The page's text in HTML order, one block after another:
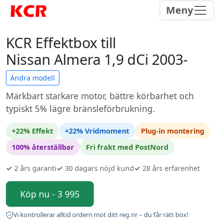
Meny
KCR Effektbox till
Nissan Almera 1,9 dCi 2003-
Ändra modell
Märkbart starkare motor, bättre körbarhet och
typiskt 5% lägre bränsleförbrukning.
+22% Effekt +22% Vridmoment
Plug-in montering
100% återställbar
Fri frakt med PostNord
✓ 2 års garanti✓ 30 dagars nöjd kund✓ 28 års erfarenhet
Köp nu - 3 995
Vi kontrollerar alltid ordern mot ditt reg.nr – du får rätt box!